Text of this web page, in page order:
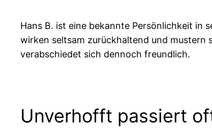
Hans B. ist eine bekannte Persönlichkeit in
wirken seltsam zurückhaltend und mustern
verabschiedet sich dennoch freundlich.
Unverhofft passiert